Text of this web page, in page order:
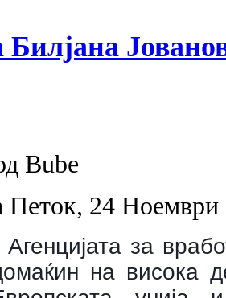
Билјана
Bube
Петок, 24 Ноември
Агенцијата за
на висока